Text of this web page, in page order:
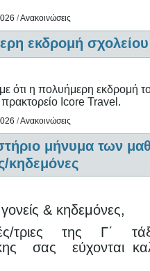
/Ανακοινώσεις
εκδρομή σχολείου
ότι η πολυήμερη εκδρομή
Icore Travel.
/Ανακοινώσεις
μήνυμα των
κηδεμόνες
& κηδεμόνες,
τριες της Γ΄
σας εύχονται